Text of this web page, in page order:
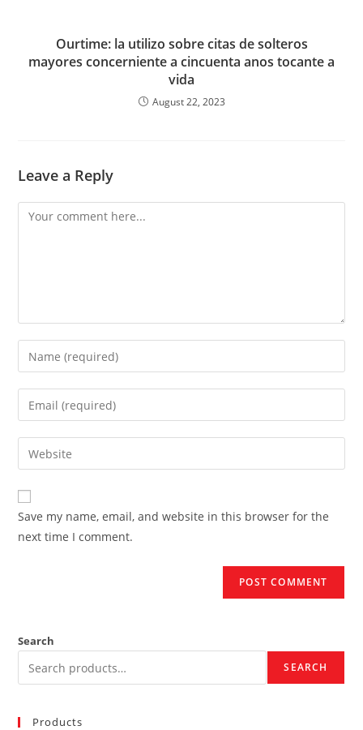
Ourtime: la utilizo sobre citas de solteros
mayores concerniente a cincuenta anos tocante a
vida
August 22, 2023
Leave a Reply
Comment
Enter
your
name
comment
Enter
your
email
address
comment
Enter
your
website
URL
(optional)
Save my name, email, and website in this browser for the
next time I comment.
Search
SEARCH
Products